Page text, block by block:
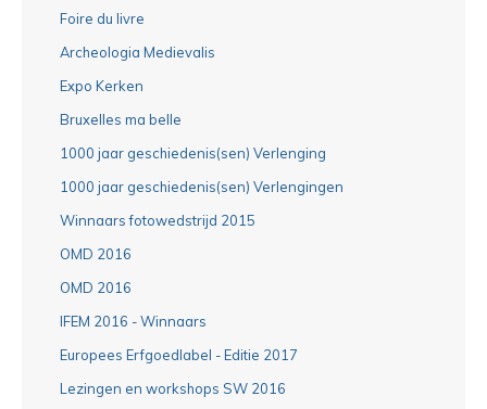
Foire du livre
Archeologia Medievalis
Expo Kerken
Bruxelles ma belle
1000 jaar geschiedenis(sen) Verlenging
1000 jaar geschiedenis(sen) Verlengingen
Winnaars fotowedstrijd 2015
OMD 2016
OMD 2016
IFEM 2016 - Winnaars
Europees Erfgoedlabel - Editie 2017
Lezingen en workshops SW 2016